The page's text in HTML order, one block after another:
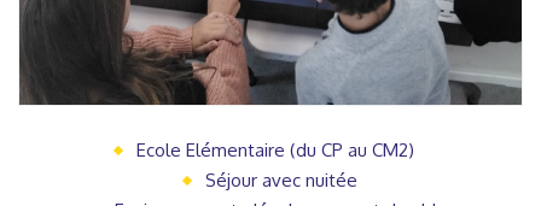
Ecole Elémentaire (du CP au CM2)
Séjour avec nuitée